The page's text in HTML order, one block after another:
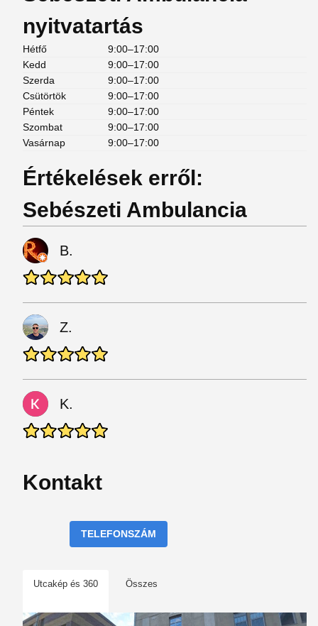
nyitvatartás
Hétfő
9:00–17:00
Kedd
9:00–17:00
Szerda
9:00–17:00
Csütörtök
9:00–17:00
Péntek
9:00–17:00
Szombat
9:00–17:00
Vasárnap
9:00–17:00
Értékelések erről:
Sebészeti Ambulancia
B.
Z.
K.
Kontakt
TELEFONSZÁM
Utcakép és 360 Összes